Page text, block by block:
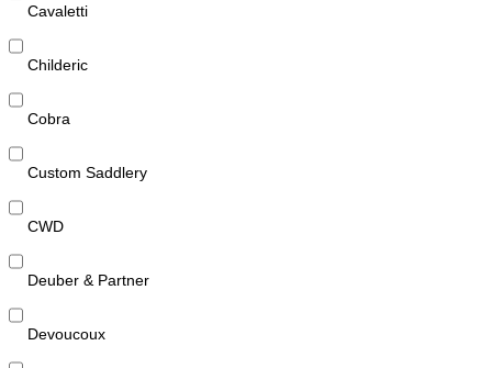
Cavaletti
Childeric
Cobra
Custom Saddlery
CWD
Deuber & Partner
Devoucoux